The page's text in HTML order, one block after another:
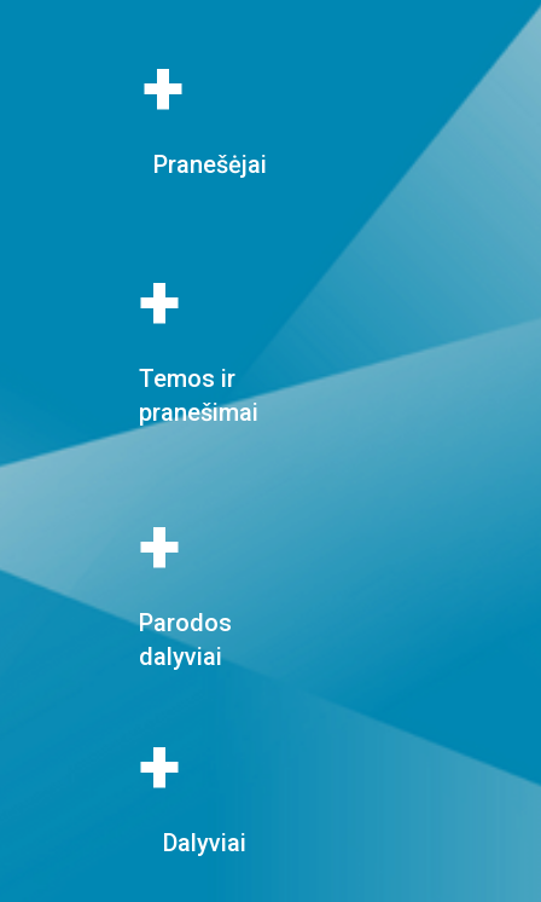
Pranešėjai
+
Temos ir
pranešimai
+
Parodos
dalyviai
+
Dalyviai
+